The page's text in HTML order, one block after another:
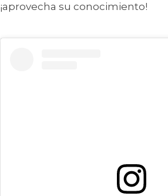
¡aprovecha su conocimiento!